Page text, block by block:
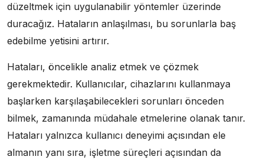
düzeltmek için uygulanabilir yöntemler üzerinde
duracağız. Hataların anlaşılması, bu sorunlarla baş
edebilme yetisini artırır.
Hataları, öncelikle analiz etmek ve çözmek
gerekmektedir. Kullanıcılar, cihazlarını kullanmaya
başlarken karşılaşabilecekleri sorunları önceden
bilmek, zamanında müdahale etmelerine olanak tanır.
Hataları yalnızca kullanıcı deneyimi açısından ele
almanın yanı sıra, işletme süreçleri açısından da